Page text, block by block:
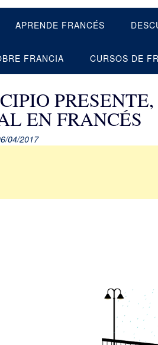
APRENDE FRANCÉS
FRANCIA CURSOS DE
EN FRANCÉS
04/2017